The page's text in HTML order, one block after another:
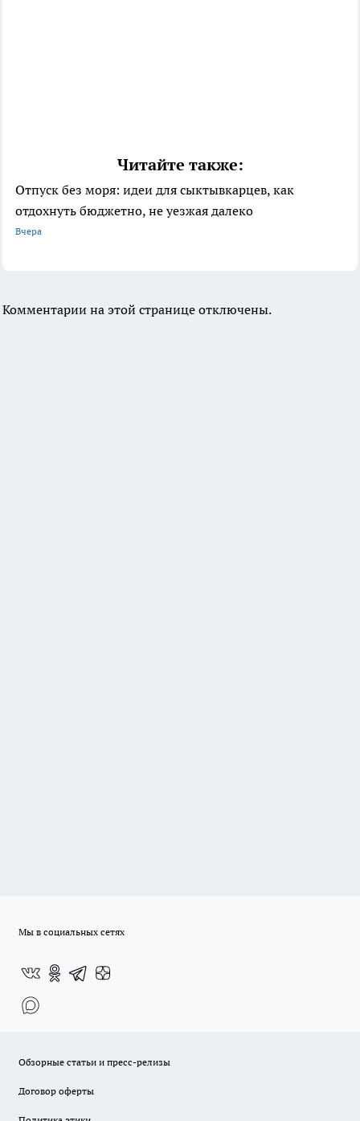
Читайте также:
Отпуск без моря: идеи для сыктывкарцев, как
отдохнуть бюджетно, не уезжая далеко
Вчера
Комментарии на этой странице отключены.
Мы в социальных сетях
Обзорные статьи и пресс-релизы
Договор оферты